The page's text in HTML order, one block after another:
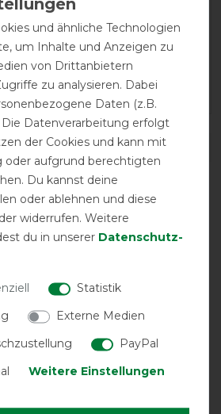
öfter bestellt und werde es
Perfekt!
PRODUKTSICHERHEIT
für dich
und ähnliche Technologien
um Inhalte und Anzeigen zu
von Drittanbietern
zu analysieren. Dabei
Daten (z.B.
Die Datenverarbeitung erfolgt
der Cookies und kann mit
oder aufgrund berechtigten
Du kannst deine
oder ablehnen und diese
widerrufen. Weitere
du in unserer Daten­schutz­
Statistik
Externe Medien
PayPal
Weitere Einstellungen